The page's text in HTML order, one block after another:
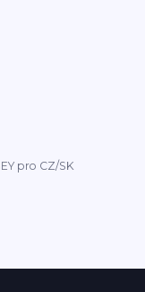
pro CZ/SK